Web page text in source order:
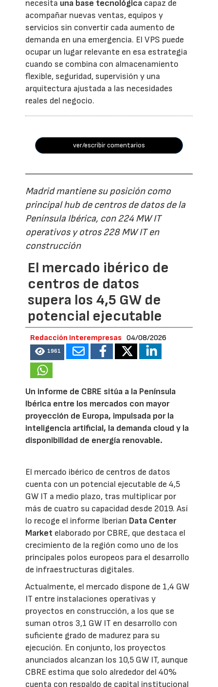
necesita una base tecnológica capaz de
acompañar nuevas ventas, equipos y
servicios sin convertir cada aumento de
demanda en una emergencia. El VPS puede
ocupar un lugar relevante en esa estrategia
cuando se combina con almacenamiento
flexible, seguridad, supervisión y una
arquitectura ajustada a las necesidades
reales del negocio.
ver/escribir comentarios
Madrid mantiene su posición como
principal hub de centros de datos de la
Península Ibérica, con 224 MW IT
operativos y otros 228 MW IT en
construcción
El mercado ibérico de
centros de datos
supera los 4,5 GW de
potencial ejecutable
Redacción Interempresas 04/08/2026
1961
Un informe de CBRE sitúa a la Península
Ibérica entre los mercados con mayor
proyección de Europa, impulsada por la
inteligencia artificial, la demanda cloud y la
disponibilidad de energía renovable.
El mercado ibérico de centros de datos
cuenta con un potencial ejecutable de 4,5
GW IT a medio plazo, tras multiplicar por
más de cuatro su capacidad desde 2019. Así
lo recoge el informe Iberian Data Center
Market elaborado por CBRE, que destaca el
crecimiento de la región como uno de los
principales polos europeos para el desarrollo
de infraestructuras digitales.
Actualmente, el mercado dispone de 1,4 GW
IT entre instalaciones operativas y
proyectos en construcción, a los que se
suman otros 3,1 GW IT en desarrollo con
suficiente grado de madurez para su
ejecución. En conjunto, los proyectos
anunciados alcanzan los 10,5 GW IT, aunque
CBRE estima que solo alrededor del 40%
cuenta con respaldo de capital institucional